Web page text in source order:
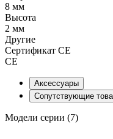
8 мм
Высота
2 мм
Другие
Сертификат CE
CE
Аксессуары
Сопутствующие
Модели серии (7)